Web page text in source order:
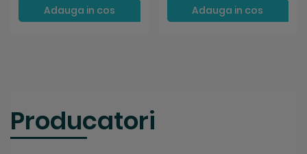
Adauga in cos Adauga in cos
Producatori